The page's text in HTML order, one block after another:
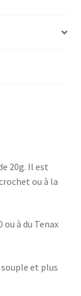
20g. Il est
ou à la
à du Tenax
et plus